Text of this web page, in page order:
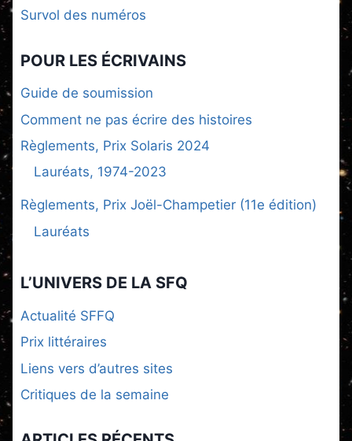
Survol des numéros
POUR LES ÉCRIVAINS
Guide de soumission
Comment ne pas écrire des histoires
Règlements, Prix Solaris 2024
Lauréats, 1974-2023
Règlements, Prix Joël-Champetier (11e édition)
Lauréats
L’UNIVERS DE LA SFQ
Actualité SFFQ
Prix littéraires
Liens vers d’autres sites
Critiques de la semaine